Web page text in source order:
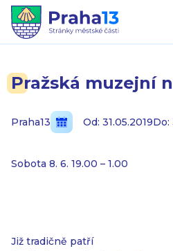
Pražská muzejní
Praha13 Od: 31.05.2019Do:
Sobota 8. 6. 19.00 – 1.00
Již tradičně patří